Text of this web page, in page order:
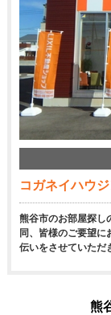
コガネイハウ
熊谷市のお部屋探し
同、皆様のご要望に
伝いをさせていただ
熊